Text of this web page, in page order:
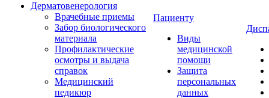
Дерматовенерология
Врачебные приемы
Забор биологического
материала
Профилактические
осмотры и выдача
справок
Медицинский
педикюр
Пациенту
Виды
медицинской
помощи
Защита
персональных
данных